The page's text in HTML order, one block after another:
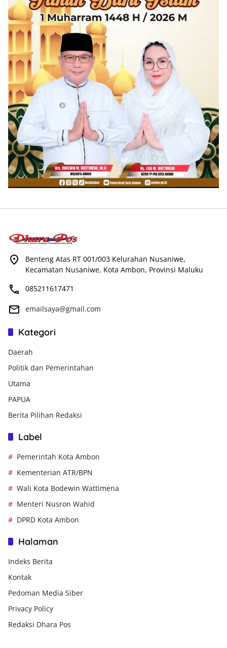
Benteng Atas RT 001/003 Kelurahan Nusaniwe,
Kecamatan Nusaniwe, Kota Ambon, Provinsi Maluku
085211617471
emailsaya@gmail.com
Kategori
Daerah
Politik dan Pemerintahan
Utama
PAPUA
Berita Pilihan Redaksi
Label
Pemerintah Kota Ambon
Kementerian ATR/BPN
Wali Kota Bodewin Wattimena
Menteri Nusron Wahid
DPRD Kota Ambon
Halaman
Indeks Berita
Kontak
Pedoman Media Siber
Privacy Policy
Redaksi Dhara Pos